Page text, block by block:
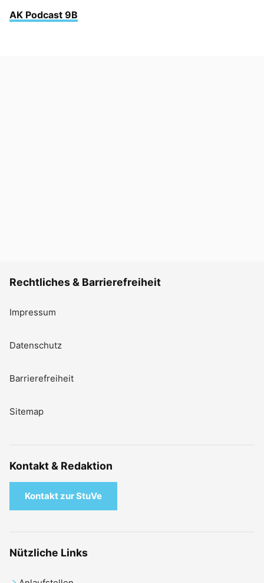
AK Podcast 9B
Rechtliches & Barrierefreiheit
Impressum
Datenschutz
Barrierefreiheit
Sitemap
Kontakt & Redaktion
Kontakt zur StuVe
Nützliche Links